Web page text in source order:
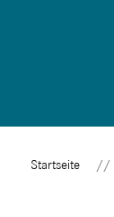
Startseite